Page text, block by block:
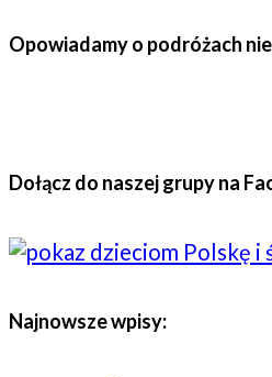
Opowiadamy o podróżach
Dołącz do naszej grupy na
Najnowsze wpisy: